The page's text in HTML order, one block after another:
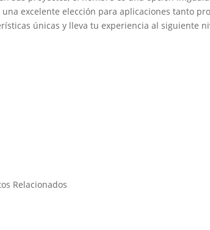
excelente elección para aplicaciones tanto
únicas y lleva tu experiencia al siguiente
Relacionados